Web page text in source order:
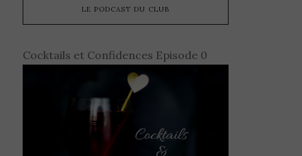
LE PODCAST DU CLUB
Cocktails et Confidences Episode 0